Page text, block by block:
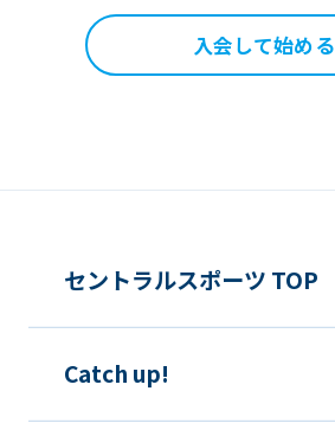
入会して始める
セントラルスポーツ TOP
Catch up!